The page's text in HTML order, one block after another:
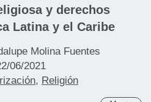
y derechos
Latina y el Caribe
Molina Fuentes
06/2021
, Religión